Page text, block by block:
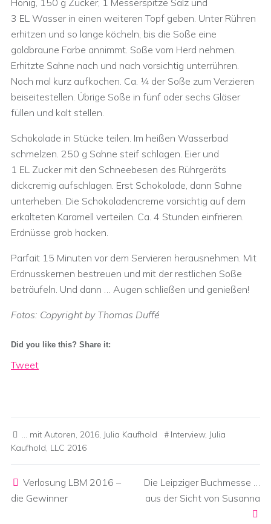
Honig, 150 g Zucker, 1 Messerspitze Salz und
3 EL Wasser in einen weiteren Topf geben. Unter Rühren
erhitzen und so lange köcheln, bis die Soße eine
goldbraune Farbe annimmt. Soße vom Herd nehmen.
Erhitzte Sahne nach und nach vorsichtig unterrühren.
Noch mal kurz aufkochen. Ca. 1⁄4 der Soße zum Verzieren
beiseitestellen. Übrige Soße in fünf oder sechs Gläser
füllen und kalt stellen.
Schokolade in Stücke teilen. Im heißen Wasserbad
schmelzen. 250 g Sahne steif schlagen. Eier und
1 EL Zucker mit den Schneebesen des Rührgeräts
dickcremig aufschlagen. Erst Schoko­lade, dann Sahne
unterheben. Die Schokoladencreme vorsichtig auf dem
erkalteten Karamell verteilen. Ca. 4 Stunden einfrieren.
Erdnüsse grob hacken.
Parfait 15 Minuten vor dem Servieren herausnehmen. Mit
Erdnusskernen bestreuen und mit der restlichen Soße
beträufeln. Und dann … Augen schließen und genießen!
Fotos: Copyright by Thomas Duffé
Did you like this? Share it:
Tweet
... mit Autoren, 2016, Julia Kaufhold Interview, Julia
Kaufhold, LLC 2016
Verlosung LBM 2016 –
die Gewinner
Die Leipziger Buchmesse …
aus der Sicht von Susanna